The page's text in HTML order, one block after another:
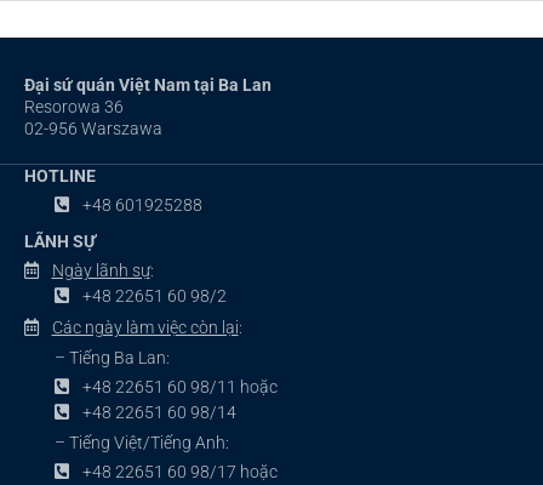
Đại sứ quán Việt Nam tại Ba Lan
Resorowa 36
02-956 Warszawa
HOTLINE
+48 601925288
LÃNH SỰ
Ngày lãnh sự:
+48 22651 60 98/2
Các ngày làm việc còn lại:
– Tiếng Ba Lan:
+48 22651 60 98/11 hoặc
+48 22651 60 98/14
– Tiếng Việt/Tiếng Anh:
+48 22651 60 98/17 hoặc